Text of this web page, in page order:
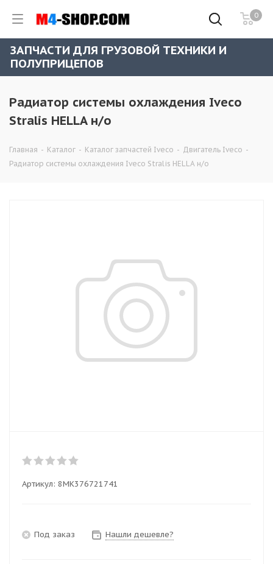
0
ЗАПЧАСТИ ДЛЯ ГРУЗОВОЙ ТЕХНИКИ И
ПОЛУПРИЦЕПОВ
Радиатор системы охлаждения Iveco
Stralis HELLA н/о
Главная - Каталог - Каталог запчастей Iveco - Двигатель Iveco -
Радиатор системы охлаждения Iveco Stralis HELLA н/о
Артикул: 8MK376721741
Под заказ Нашли дешевле?